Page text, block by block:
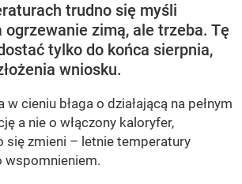
trudno się myśli
ogrzewanie zimą, ale trzeba. Tę
tylko do końca sierpnia,
wniosku.
cieniu błaga o działającą na pełnym
a nie o włączony kaloryfer,
się zmieni – letnie temperatury